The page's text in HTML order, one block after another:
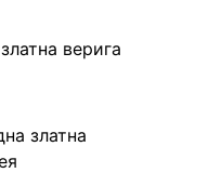
верига
златна